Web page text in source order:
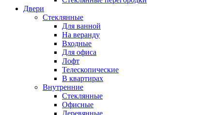
Двери
Стеклянные
Для ванной
На веранду
Входные
Для офиса
Лофт
Телескопические
В квартирах
Внутренние
Стеклянные
Офисные
Деревянные